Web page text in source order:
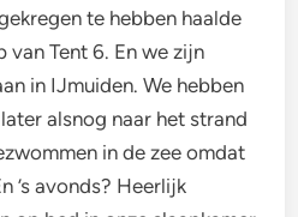
te hebben haalde
Tent 6. En we zijn
in IJmuiden. We hebben
alsnog naar het strand
in de zee omdat
’s avonds? Heerlijk